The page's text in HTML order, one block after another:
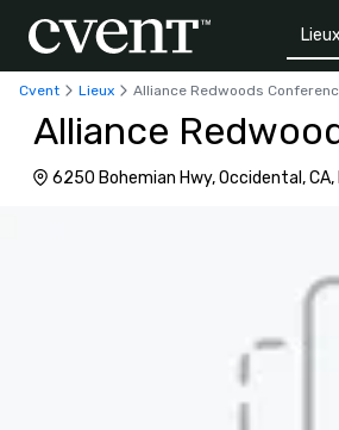
Lieux
Cvent Lieux Alliance Redwoods
Alliance
6250 Bohemian Hwy, Occidental,